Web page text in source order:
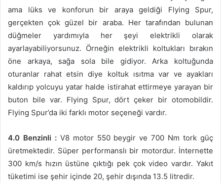
ama lüks ve konforun bir araya geldiği Flying Spur,
gerçekten çok güzel bir araba. Her tarafından bulunan
düğmeler yardımıyla her şeyi elektrikli olarak
ayarlayabiliyorsunuz. Örneğin elektrikli koltukları bırakın
öne arkaya, sağa sola bile gidiyor. Arka koltuğunda
oturanlar rahat etsin diye koltuk ısıtma var ve ayakları
kaldırıp yolcuyu yatar halde istirahat ettirmeye yarayan bir
buton bile var. Flying Spur, dört çeker bir otomobildir.
Flying Spur’da iki farklı motor seçeneği vardır.
4.0 Benzinli : V8 motor 550 beygir ve 700 Nm tork güç
üretmektedir. Süper performanslı bir motordur. İnternette
300 km/s hızın üstüne çıktığı pek çok video vardır. Yakıt
tüketimi ise şehir içinde 20, şehir dışında 13.5 litredir.